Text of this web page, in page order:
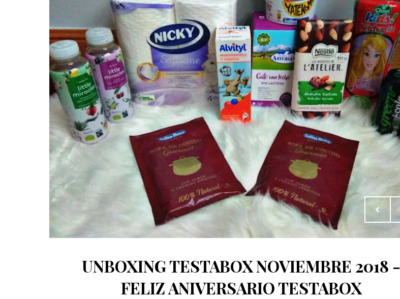
UNBOXING TESTABOX NOVIEMBRE 2018 -
FELIZ ANIVERSARIO TESTABOX